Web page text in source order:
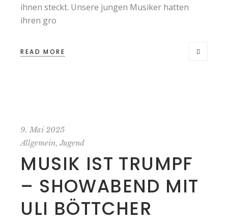
ihnen steckt. Unsere jungen Musiker hatten
ihren gro
READ MORE
9. Mai 2025
Allgemein,Jugend
MUSIK IST TRUMPF
– SHOWABEND MIT
ULI BÖTTCHER